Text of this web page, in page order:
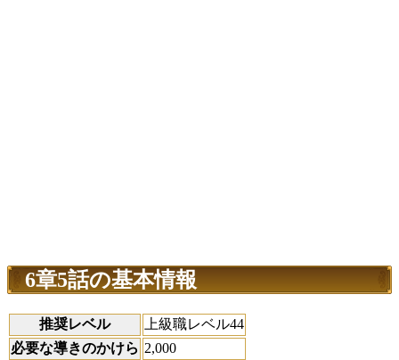
6章5話の基本情報
推奨レベル
上級職レベル44
必要な導きのかけら 2,000